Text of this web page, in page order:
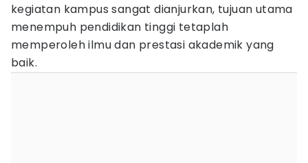
kegiatan kampus sangat dianjurkan, tujuan utama
menempuh pendidikan tinggi tetaplah
memperoleh ilmu dan prestasi akademik yang
baik.